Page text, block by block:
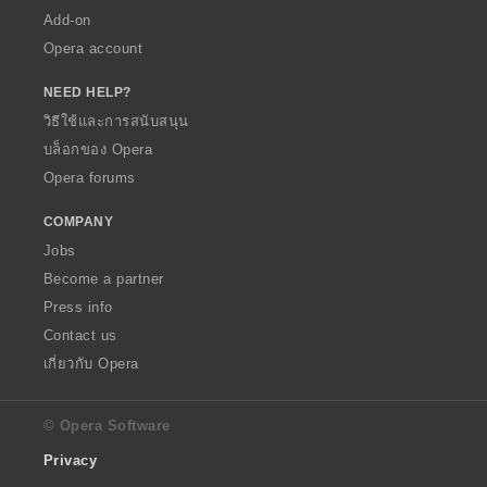
Add-on
Opera account
NEED HELP?
วิธีใช้และการสนับสนุน
บล็อกของ Opera
Opera forums
COMPANY
Jobs
Become a partner
Press info
Contact us
เกี่ยวกับ Opera
© Opera Software
Privacy